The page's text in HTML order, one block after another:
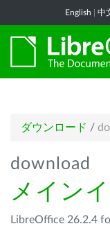
English 中
ダウンロード /
download
メイン
LibreOffice 26.2.4